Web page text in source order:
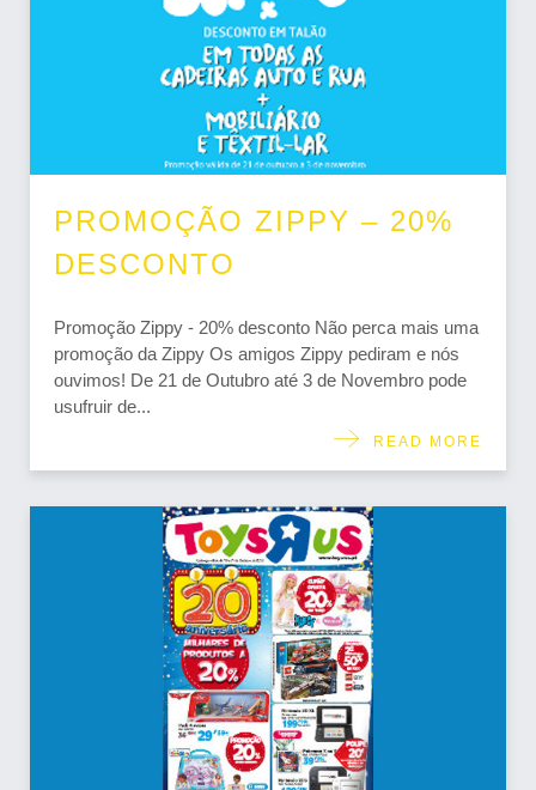
PROMOÇÃO ZIPPY – 20%
DESCONTO
Promoção Zippy - 20% desconto Não perca mais uma
promoção da Zippy Os amigos Zippy pediram e nós
ouvimos! De 21 de Outubro até 3 de Novembro pode
usufruir de...
READ MORE